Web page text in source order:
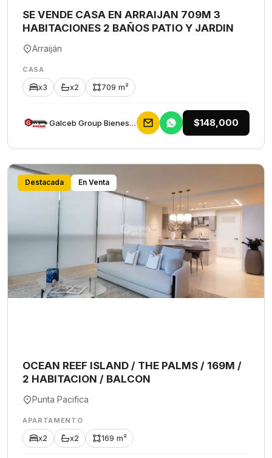
SE VENDE CASA EN ARRAIJAN 709M 3
HABITACIONES 2 BAÑOS PATIO Y JARDIN
Arraiján
CASA
x3 x2 709 m²
Galceb Group Bienes Raices $148,000
Destacada En Venta
OCEAN REEF ISLAND / THE PALMS / 169M /
2 HABITACION / BALCON
Punta Pacifica
APARTAMENTO
x2 x2 169 m²